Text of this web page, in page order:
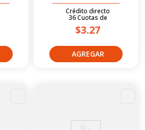
Crédito directo
36Cuotas de
$3.27